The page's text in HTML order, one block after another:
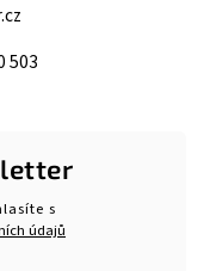
503
s
údajů